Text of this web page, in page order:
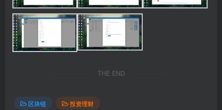
THE END
区块链
投资理财